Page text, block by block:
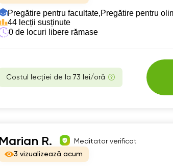
Pregătire pentru facultate,Pregătire pentru
44 lecții susținute
0 de locuri libere rămase
Costul lecției de la 73 lei/oră
Marian R.
Meditator verificat
3 vizualizează acum